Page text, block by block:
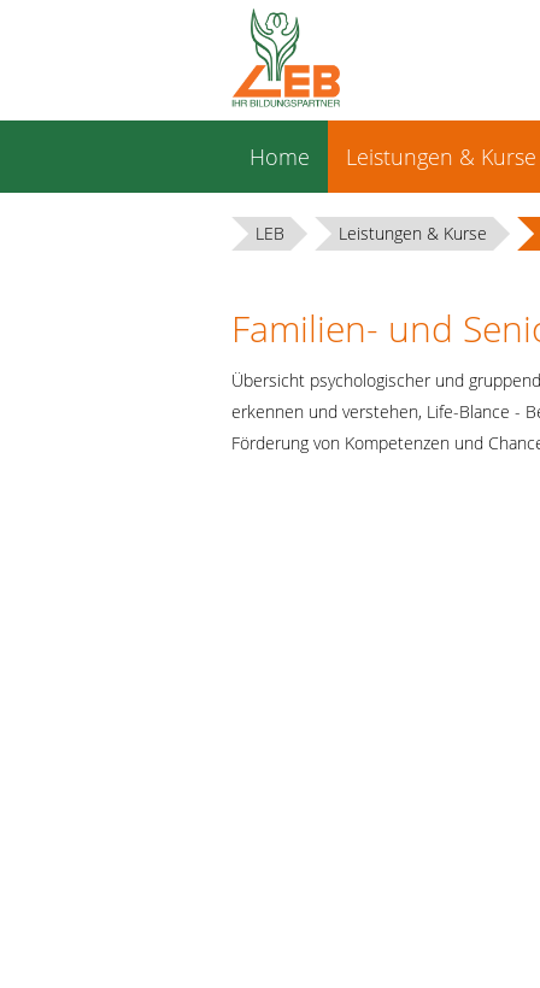
überspringen
Home Leistungen & Kurse
LEB Leistungen & Kurse
Familien- und
Übersicht psychologischer und
erkennen und verstehen, Life-Blance -
Förderung von Kompetenzen und